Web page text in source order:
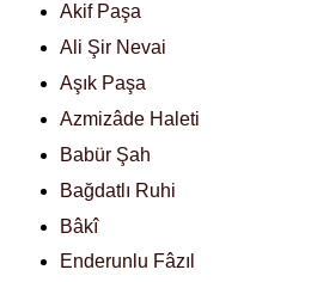
Akif Paşa
Ali Şir Nevai
Aşık Paşa
Azmizâde Haleti
Babür Şah
Bağdatlı Ruhi
Bâkî
Enderunlu Fâzıl